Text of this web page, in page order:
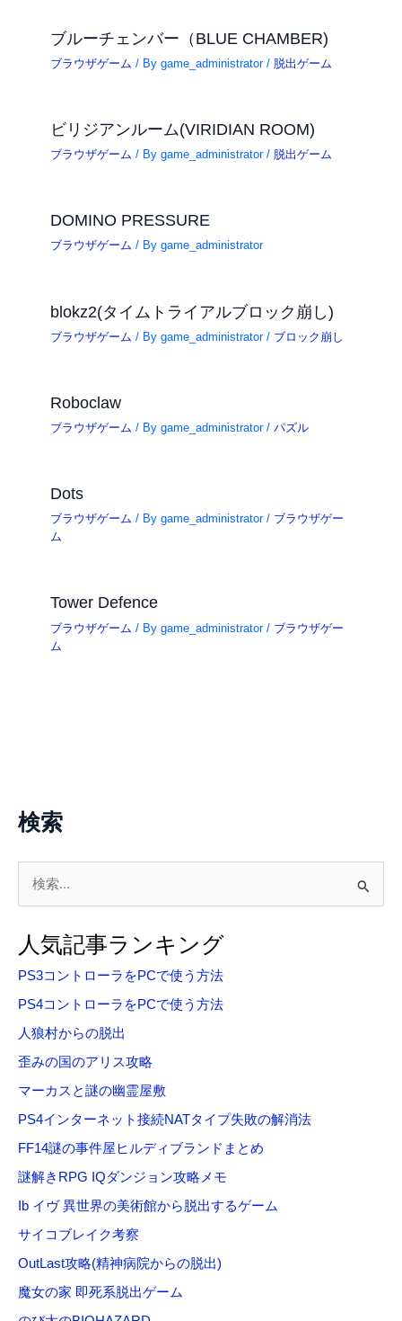
検索
象
:
人気記事ランキング
PS3コントローラをPCで使う方法
PS4コントローラをPCで使う方法
人狼村からの脱出
歪みの国のアリス攻略
マーカスと謎の幽霊屋敷
PS4インターネット接続NATタイプ失敗の解消法
FF14謎の事件屋ヒルディブランドまとめ
謎解きRPG IQダンジョン攻略メモ
Ib イヴ 異世界の美術館から脱出するゲーム
サイコブレイク考察
OutLast攻略(精神病院からの脱出)
魔女の家 即死系脱出ゲーム
ブルーチェンバー（BLUE CHAMBER)
ブラウザゲーム / Bygame_administrator/ 脱出ゲーム
ビリジアンルーム(VIRIDIAN ROOM)
ブラウザゲーム / Bygame_administrator/ 脱出ゲーム
DOMINO PRESSURE
ブラウザゲーム / Bygame_administrator
blokz2(タイムトライアルブロック崩し)
ブラウザゲーム / Bygame_administrator/ ブロック崩し
Roboclaw
ブラウザゲーム / Bygame_administrator/パズル
Dots
ブラウザゲーム / Bygame_administrator/ ブラウザゲー
ム
Tower Defence
ブラウザゲーム / Bygame_administrator/ ブラウザゲー
ム